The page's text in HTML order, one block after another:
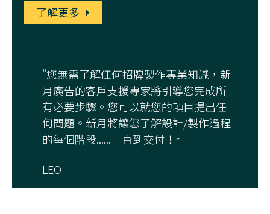
了解更多
"您無需了解任何招牌製作專業知識，新
月廣告的客戶支援專家將引導您完成所
有必要步驟。您可以就您的項目提出任
何問題。新月將讓您了解設計/製作過程
的每個階段......一直到交付！״
LEO